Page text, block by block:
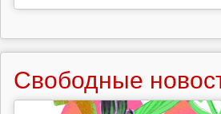
Свободные